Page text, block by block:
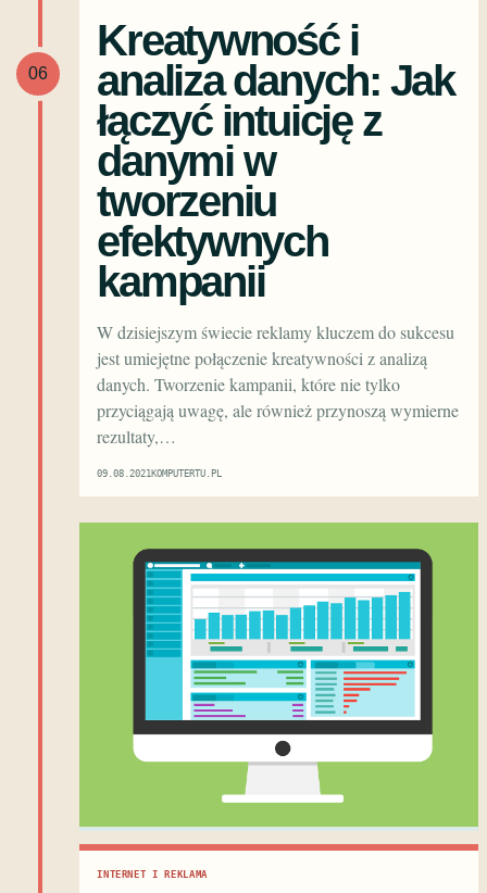
06
Kreatywność i
analiza danych: Jak
łączyć intuicję z
danymi w
tworzeniu
efektywnych
kampanii
W dzisiejszym świecie reklamy kluczem do sukcesu
jest umiejętne połączenie kreatywności z analizą
danych. Tworzenie kampanii, które nie tylko
przyciągają uwagę, ale również przynoszą wymierne
rezultaty,…
09.08.2021KOMPUTERTU.PL
INTERNET I REKLAMA